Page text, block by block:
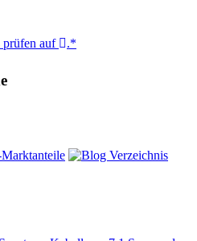
auf .*